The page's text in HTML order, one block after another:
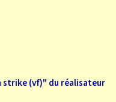
strike (vf)" du réalisateur